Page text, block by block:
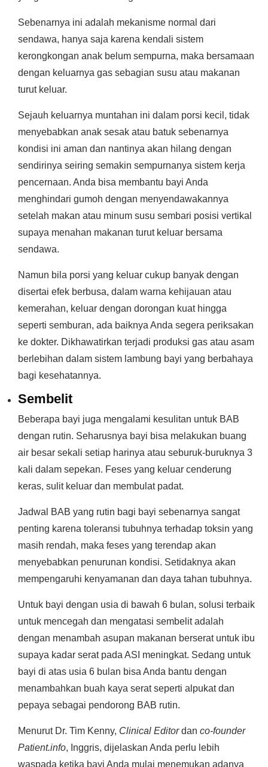
Sebenarnya ini adalah mekanisme normal dari
sendawa, hanya saja karena kendali sistem
kerongkongan anak belum sempurna, maka bersamaan
dengan keluarnya gas sebagian susu atau makanan
turut keluar.
Sejauh keluarnya muntahan ini dalam porsi kecil, tidak
menyebabkan anak sesak atau batuk sebenarnya
kondisi ini aman dan nantinya akan hilang dengan
sendirinya seiring semakin sempurnanya sistem kerja
pencernaan. Anda bisa membantu bayi Anda
menghindari gumoh dengan menyendawakannya
setelah makan atau minum susu sembari posisi vertikal
supaya menahan makanan turut keluar bersama
sendawa.
Namun bila porsi yang keluar cukup banyak dengan
disertai efek berbusa, dalam warna kehijauan atau
kemerahan, keluar dengan dorongan kuat hingga
seperti semburan, ada baiknya Anda segera periksakan
ke dokter. Dikhawatirkan terjadi produksi gas atau asam
berlebihan dalam sistem lambung bayi yang berbahaya
bagi kesehatannya.
Sembelit
Beberapa bayi juga mengalami kesulitan untuk BAB
dengan rutin. Seharusnya bayi bisa melakukan buang
air besar sekali setiap harinya atau seburuk-buruknya 3
kali dalam sepekan. Feses yang keluar cenderung
keras, sulit keluar dan membulat padat.
Jadwal BAB yang rutin bagi bayi sebenarnya sangat
penting karena toleransi tubuhnya terhadap toksin yang
masih rendah, maka feses yang terendap akan
menyebabkan penurunan kondisi. Setidaknya akan
mempengaruhi kenyamanan dan daya tahan tubuhnya.
Untuk bayi dengan usia di bawah 6 bulan, solusi terbaik
untuk mencegah dan mengatasi sembelit adalah
dengan menambah asupan makanan berserat untuk ibu
supaya kadar serat pada ASI meningkat. Sedang untuk
bayi di atas usia 6 bulan bisa Anda bantu dengan
menambahkan buah kaya serat seperti alpukat dan
pepaya sebagai pendorong BAB rutin.
Menurut Dr. Tim Kenny, Clinical Editordan co-founder
Patient.info, Inggris, dijelaskan Anda perlu lebih
waspada ketika bayi Anda mulai menemukan adanya